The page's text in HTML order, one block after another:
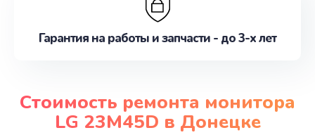
Гарантия на работы и запчасти - до 3-х лет
Стоимость ремонта монитора
LG 23M45D в Донецке